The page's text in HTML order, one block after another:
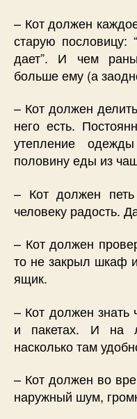
– Кот должен
старую пословицу:
дает”. И чем
больше ему (а
– Кот должен
него есть.
утепление
половину еды из
– Кот должен
человеку радость.
– Кот должен
то не закрыл шкаф
ящик.
– Кот должен знать
и пакетах. И на
насколько там
– Кот должен во
наружный шум,